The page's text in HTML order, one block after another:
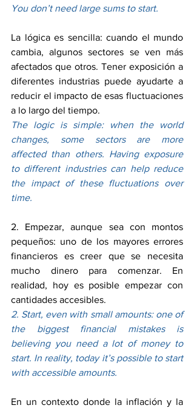
You don’t need large sums to start.
La lógica es sencilla: cuando el mundo
cambia, algunos sectores se ven más
afectados que otros. Tener exposición a
diferentes industrias puede ayudarte a
reducir el impacto de esas fluctuaciones
a lo largo del tiempo.
The logic is simple: when the world
changes, some sectors are more
affected than others. Having exposure
to different industries can help reduce
the impact of these fluctuations over
time.
2. Empezar, aunque sea con montos
pequeños: uno de los mayores errores
financieros es creer que se necesita
mucho dinero para comenzar. En
realidad, hoy es posible empezar con
cantidades accesibles.
2. Start, even with small amounts: one of
the biggest financial mistakes is
believing you need a lot of money to
start. In reality, today it’s possible to start
with accessible amounts.
En un contexto donde la inflación y la